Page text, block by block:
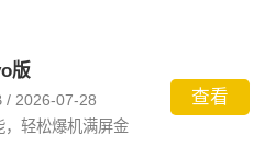
版
/ 2026-07-28
，轻松爆机满屏金
查看